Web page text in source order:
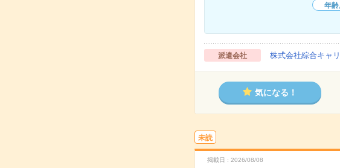
年齢
派遣会社 株式会社綜合キャ
気になる！
未読
掲載日 2026/08/08